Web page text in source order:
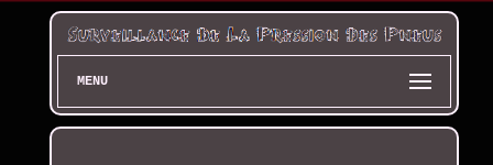
MENU